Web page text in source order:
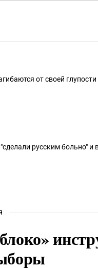
от своей
русским больно"